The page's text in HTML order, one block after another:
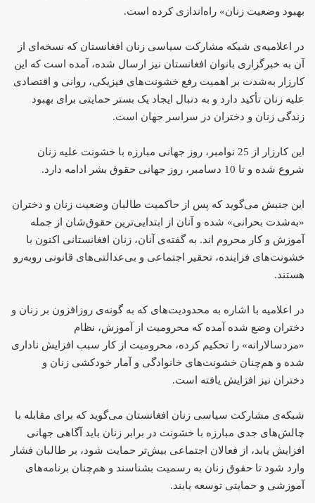
بهبود وضعیت زنان» راه‌اندازی کرده است.
در اعلامیه‌ی شبکه مشارکت سیاسی زنان افغانستان که نسخه‌ای از
آن به خبرگزاری بانوان افغانستان نیز ارسال شده، آمده است که این
کارزار به‌شدت بر اهمیت رفع خشونت‌های فیزیکی، روانی و اقتصادی
علیه زنان تأکید دارد و به دنبال ایجاد یک بستر حمایتی برای بهبود
زندگی زنان و دختران در سراسر جهان است.
این کارزار از 25 نوامبر، روز جهانی مبارزه با خشونت علیه زنان
شروع شده و تا 10 دسامبر، روز جهانی حقوق بشر ادامه دارد.
این جنبش می‌گوید که پس از حاکمیت طالبان وضعیت زنان و دختران
«به‌شدت بحرانی» شده و آنان از ابتدایی‌ترین حقوق‌شان از جمله
آموزش و کار محروم اند. به گفته‌ی آنان، زنان افغانستانی اکنون با
خشونت‌های فزاینده، تحقیر اجتماعی و بی‌عدالتی‌های قانونی روبه‌رو
هستند.
در اعلامیه با اشاره به محدودیت‌های که به گونه‌ی روزافزون بر زنان و
دختران وضع شده آمده که محرومیت از آموزش، نظام
«مردسالارانه» را تحکیم کرده، محرومیت از کار سبب افزایش ناداری
شده و هم‌چنان خشونت‌های خانوادگی و آمار خودکشی زنان و
دختران نیز افزایش یافته است.
شبکه‌ی مشارکت سیاسی زنان افغانستان می‌گوید که برای مقابله با
چالش‌های جدی مبارزه با خشونت در برابر زنان باید آگاهی جهانی
افزایش یابد، از فعالان اجتماعی بیش‌تر حمایت شود، بر طالبان فشار
وارد شود تا حقوق زنان به رسمیت بشناسند و هم‌چنان برنامه‌های
آموزشی و حمایتی توسعه یابند.